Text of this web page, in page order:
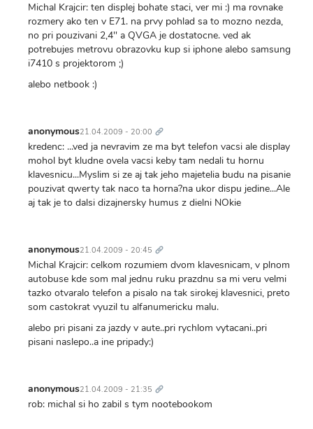
Michal Krajcir: ten displej bohate staci, ver mi :) ma rovnake
rozmery ako ten v E71. na prvy pohlad sa to mozno nezda,
no pri pouzivani 2,4'' a QVGA je dostatocne. ved ak
potrebujes metrovu obrazovku kup si iphone alebo samsung
i7410 s projektorom ;)
alebo netbook :)
anonymous21.04.2009 - 20:00 odkaz
kredenc: ...ved ja nevravim ze ma byt telefon vacsi ale display
mohol byt kludne ovela vacsi keby tam nedali tu hornu
klavesnicu...Myslim si ze aj tak jeho majetelia budu na pisanie
pouzivat qwerty tak naco ta horna?na ukor dispu jedine...Ale
aj tak je to dalsi dizajnersky humus z dielni NOkie
anonymous21.04.2009 - 20:45 odkaz
Michal Krajcir: celkom rozumiem dvom klavesnicam, v plnom
autobuse kde som mal jednu ruku prazdnu sa mi veru velmi
tazko otvaralo telefon a pisalo na tak sirokej klavesnici, preto
som castokrat vyuzil tu alfanumericku malu.
alebo pri pisani za jazdy v aute..pri rychlom vytacani..pri
pisani naslepo..a ine pripady:)
anonymous21.04.2009 - 21:35 odkaz
rob: michal si ho zabil s tym nootebookom